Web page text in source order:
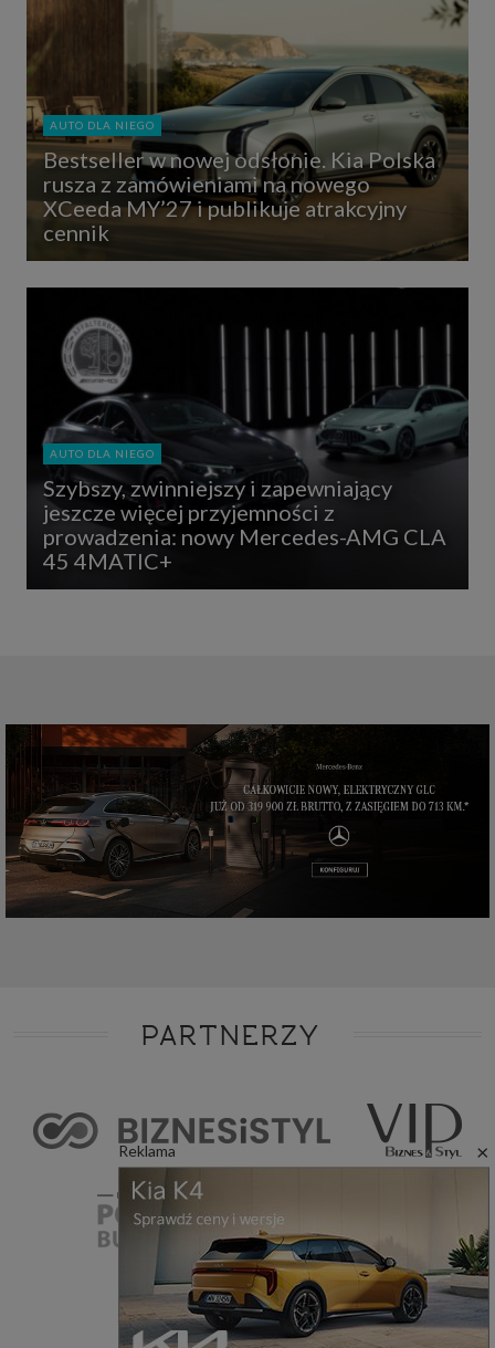
Reklama ×
AUTO DLA NIEGO
Bestseller w nowej odsłonie. Kia Polska
rusza z zamówieniami na nowego
XCeeda MY’27 i publikuje atrakcyjny
cennik
AUTO DLA NIEGO
Szybszy, zwinniejszy i zapewniający
jeszcze więcej przyjemności z
prowadzenia: nowy Mercedes-AMG CLA
45 4MATIC+
PARTNERZY